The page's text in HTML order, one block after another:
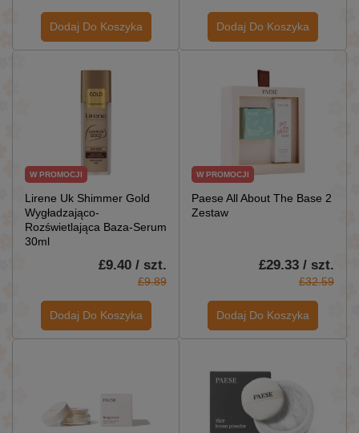
Dodaj Do Koszyka Dodaj Do Koszyka
W PROMOCJI
Lirene Uk Shimmer Gold
Wygładzająco-
Rozświetlająca Baza-Serum
30ml
£9.40 / szt.
£9.89
Dodaj Do Koszyka
W PROMOCJI
Paese All About The Base 2
Zestaw
£29.33 / szt.
£32.59
Dodaj Do Koszyka